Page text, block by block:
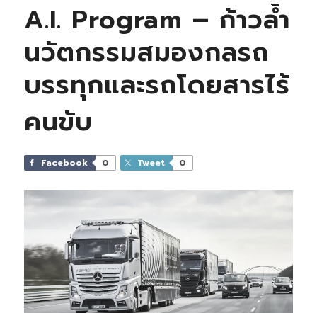
A.I. Program – ก้าวล้ำ
นวัตกรรมสมองกลรถ
บรรทุกและรถโดยสารไร้
คนขับ
Facebook 0 Tweet 0